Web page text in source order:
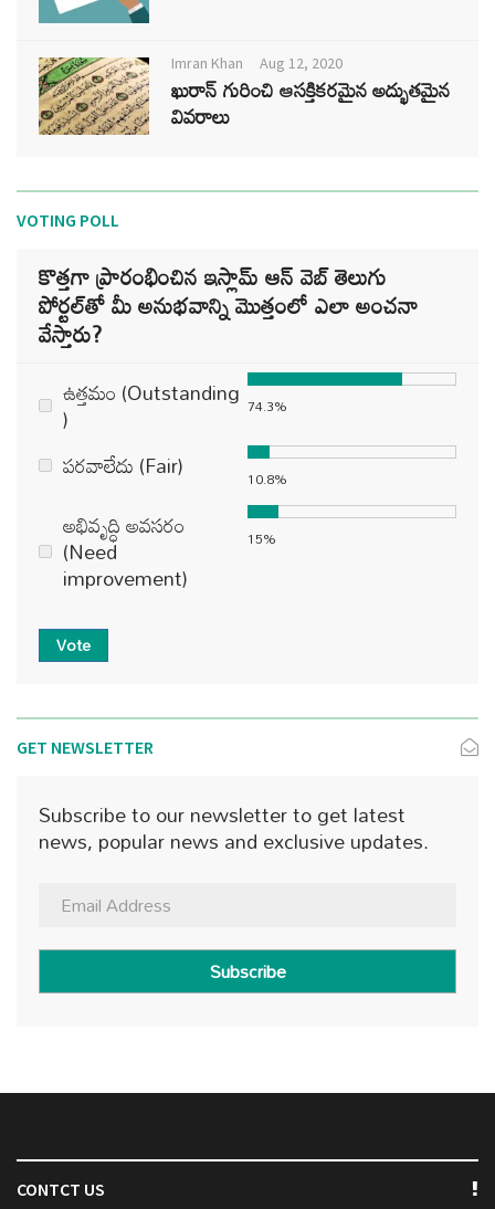
Imran Khan Aug 12, 2020
ఖురాన్ గురించి ఆసక్తికరమైన అద్భుతమైన
వివరాలు
VOTING POLL
కొత్తగా ప్రారంభించిన ఇస్లామ్ ఆన్ వెబ్ తెలుగు
పోర్టల్‌తో మీ అనుభవాన్ని మొత్తంలో ఎలా అంచనా
వేస్తారు?
ఉత్తమం (Outstanding
) 74.3%
పరవాలేదు (Fair) 10.8%
అభివృద్ధి అవసరం
(Need
improvement)
15%
Vote
GET NEWSLETTER
Subscribe to our newsletter to get latest
news, popular news and exclusive updates.
Subscribe
CONTCT US